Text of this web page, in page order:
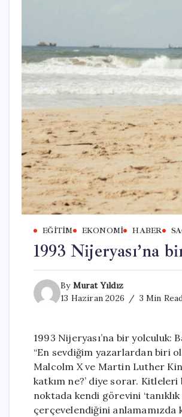
EĞITIM EKONOMI HABER
1993 Nijeryası’na
By Murat Yıldız
13 Haziran 2026
3 Min
1993 Nijeryası’na bir yolculuk:
“En sevdiğim yazarlardan biri
Malcolm X ve Martin Luther
katkım ne?’ diye sorar.
noktada kendi görevini ‘tanıklık
çerçevelendiğini